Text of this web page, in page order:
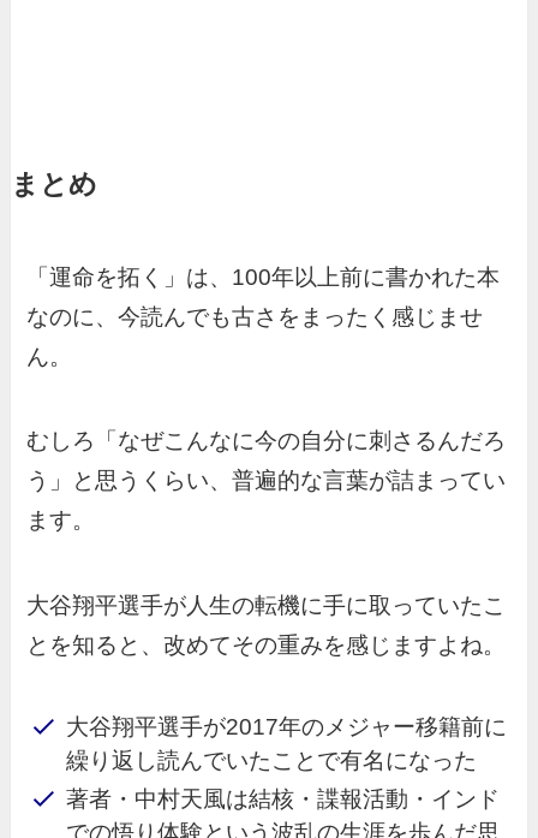
まとめ
「運命を拓く」は、100年以上前に書かれた本
なのに、今読んでも古さをまったく感じませ
ん。
むしろ「なぜこんなに今の自分に刺さるんだろ
う」と思うくらい、普遍的な言葉が詰まってい
ます。
大谷翔平選手が人生の転機に手に取っていたこ
とを知ると、改めてその重みを感じますよね。
大谷翔平選手が2017年のメジャー移籍前に
繰り返し読んでいたことで有名になった
著者・中村天風は結核・諜報活動・インド